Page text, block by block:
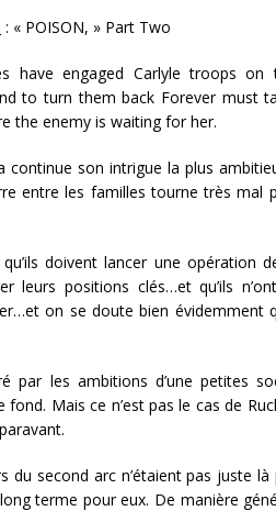
: « POISON, » Part Two
have engaged Carlyle troops
to turn them back Forever must
the enemy is waiting for her.
continue son intrigue la plus
entre les familles tourne très mal
doivent lancer une opération
leurs positions clés…et qu’ils
on se doute bien évidemment
par les ambitions d’une petites
Mais ce n’est pas le cas de
du second arc n’étaient pas juste
terme pour eux. De manière